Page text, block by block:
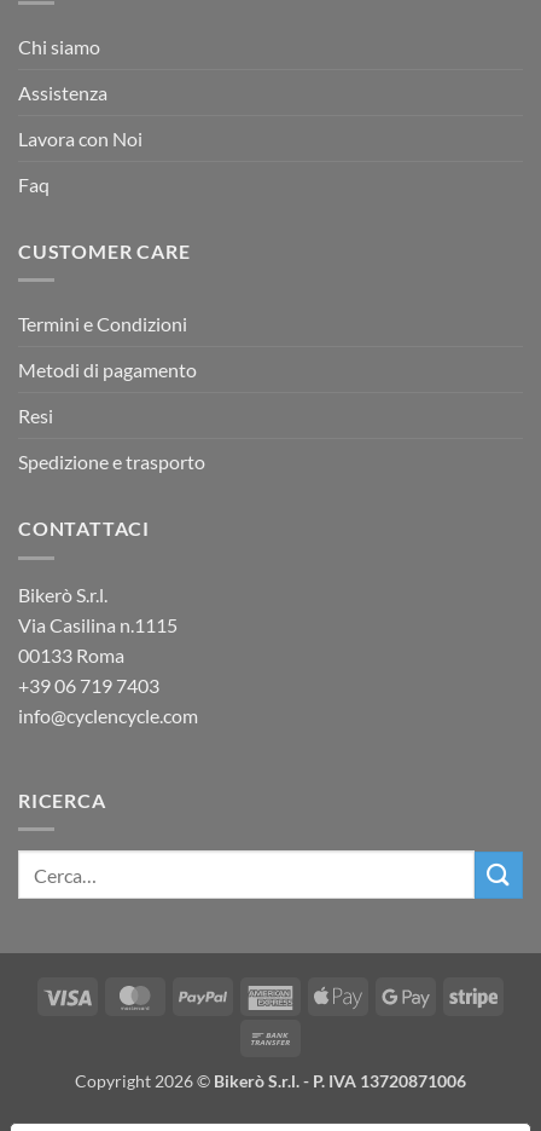
Chi siamo
Assistenza
Lavora con Noi
Faq
CUSTOMER CARE
Termini e Condizioni
Metodi di pagamento
Resi
Spedizione e trasporto
CONTATTACI
Bikerò S.r.l.
Via Casilina n.1115
00133 Roma
+3906 719 7403
info@cyclencycle.com
RICERCA
Visa MasterCardPayPal
AmericanApple
Google
Stripe
Copyright 2026 © Bikerò S.r.l. - P. IVA 13720871006